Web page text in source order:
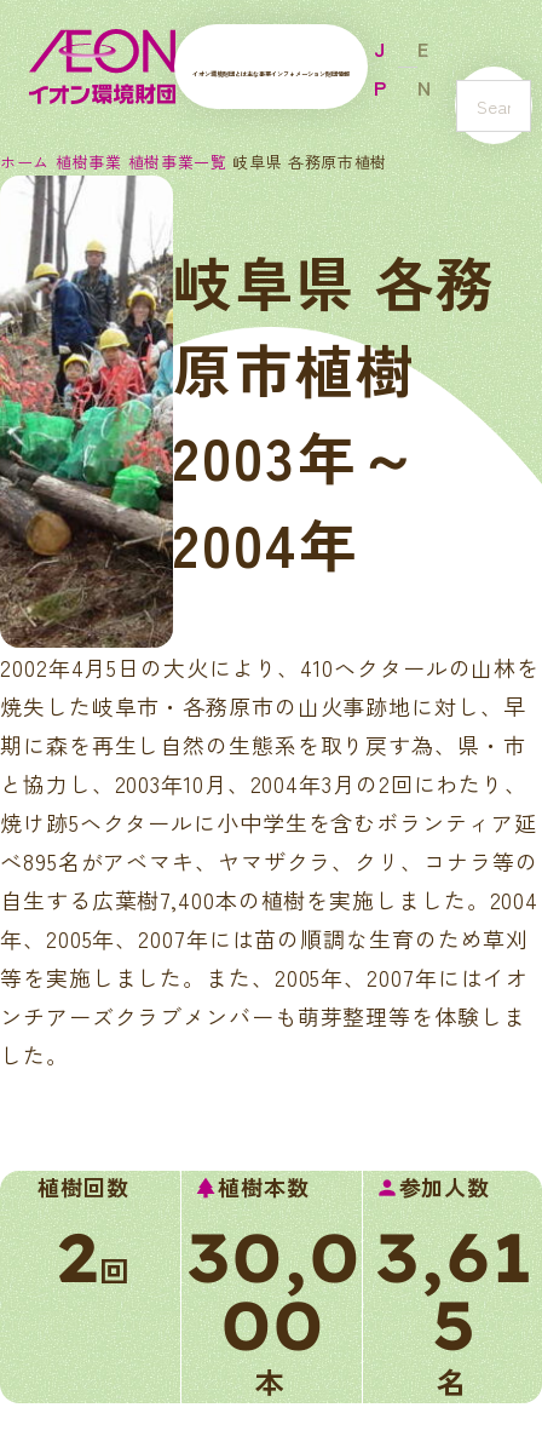
イオン環境財団とは主な事業インフォメーション財団情報
J
P
E
N
s
e
a
r
c
h
ホーム 植樹事業 植樹事業一覧 岐阜県 各務原市植樹
岐阜県 各務
原市植樹
2003年～
2004年
2002年4月5日の大火により、410ヘクタールの山林を
焼失した岐阜市・各務原市の山火事跡地に対し、早
期に森を再生し自然の生態系を取り戻す為、県・市
と協力し、2003年10月、2004年3月の2回にわたり、
焼け跡5ヘクタールに小中学生を含むボランティア延
べ895名がアベマキ、ヤマザクラ、クリ、コナラ等の
自生する広葉樹7,400本の植樹を実施しました。2004
年、2005年、2007年には苗の順調な生育のため草刈
等を実施しました。また、2005年、2007年にはイオ
ンチアーズクラブメンバーも萌芽整理等を体験しま
した。
植樹回数
2回
park植樹本数
30,0
00
本
person参加人数
3,61
5
名